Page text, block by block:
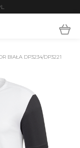
BIAŁA DP3234/DP3221